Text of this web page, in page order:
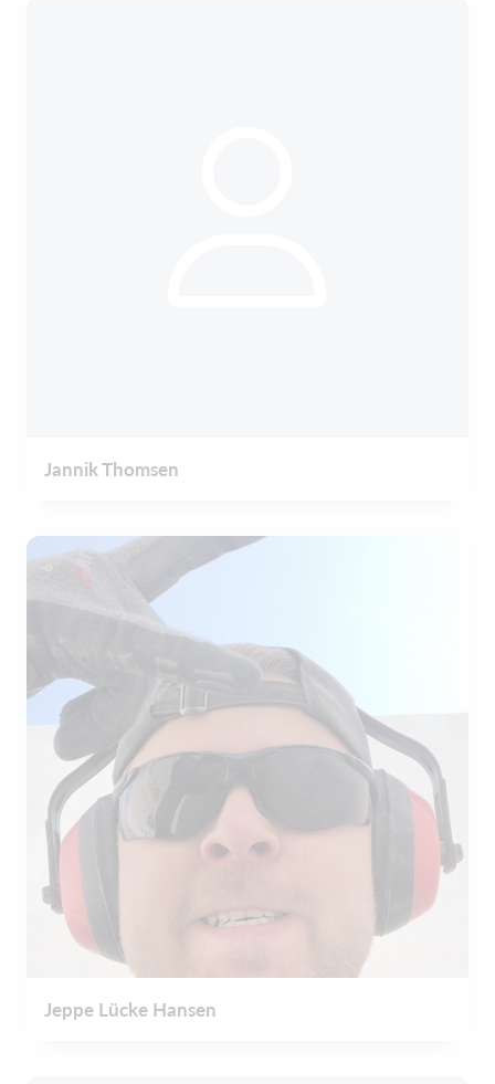
Jannik Thomsen
Jeppe Lücke Hansen